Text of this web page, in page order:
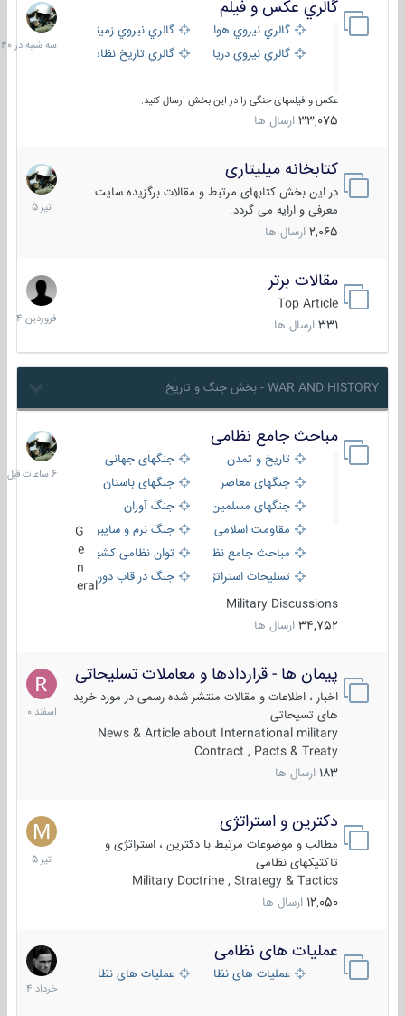
گالري عكس و فيلم
گالري نيروي هوايي
گالري نيروي زميني
گالري نيروي دريايي
گالري تاریخ نظامی
عکس و فیلمهای جنگی را در این بخش ارسال کنید.
33,075 ارسال ها
سه
شنبه
در
کتابخانه میلیتاری
در این بخش کتابهای مرتبط و مقالات برگزیده سایت
معرفی و ارایه می گردد.
2,065 ارسال ها
16
تیر
1405
مقالات برتر
Top Article
331 ارسال ها
29
فروردین
1404
WAR AND HISTORY - بخش جنگ و تاریخ
مباحث جامع نظامی
تاریخ و تمدن
جنگهای جهانی
جنگهای معاصر
جنگهای باستان
جنگهای مسلمین
جنگ آوران
مقاومت اسلامی
جنگ نرم و سایبری
مباحث جامع نظامی
توان نظامی کشورها
تسلیحات استراتژیک
جنگ در قاب دوربین
eral
Military Discussions
34,752 ارسال ها
6
ساعات
قبل
پیمان ها - قراردادها و معاملات تسلیحاتی
اخبار ، اطلاعات و مقالات منتشر شده رسمی در مورد خرید
های تسیحاتی
News & Article about International military
Contract , Pacts & Treaty
183 ارسال ها
7
اسفند
1400
دکترین و استراتژی
مطالب و موضوعات مرتبط با دکترین ، استراتژی و
تاکتیکهای نظامی
Military Doctrine , Strategy & Tactics
12,050 ارسال ها
27
تیر
1405
عملیات های نظامی
عملیات های نظامی ایرانعملیات های نظامی خارجی
5
خرداد
1404